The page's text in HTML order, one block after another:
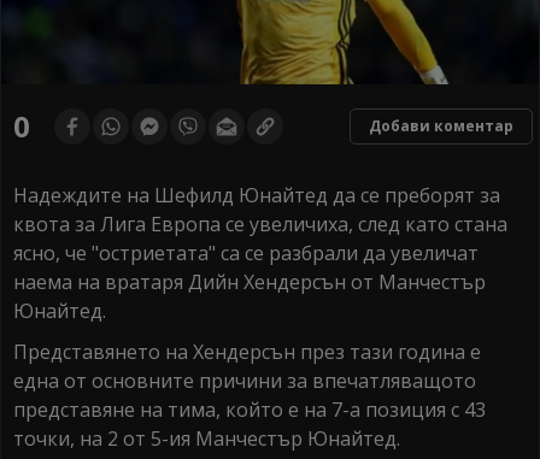
0 Добави коментар
Надеждите на Шефилд Юнайтед да се преборят за
квота за Лига Европа се увеличиха, след като стана
ясно, че "остриетата" са се разбрали да увеличат
наема на вратаря Дийн Хендерсън от Манчестър
Юнайтед.
Представянето на Хендерсън през тази година е
една от основните причини за впечатляващото
представяне на тима, който е на 7-а позиция с 43
точки, на 2 от 5-ия Манчестър Юнайтед.